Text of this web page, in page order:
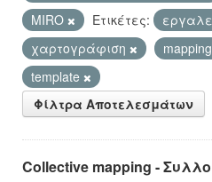
MIRO
Ετικέτες:
χαρτογράφιση
mapping
template
Φίλτρα Αποτελεσμάτων
Collective mapping -